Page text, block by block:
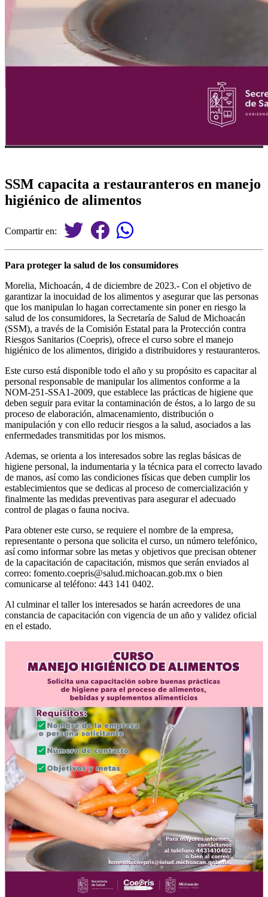
SSM capacita a restauranteros en manejo
higiénico de alimentos
Compartir en:
Para proteger la salud de los consumidores
Morelia, Michoacán, 4 de diciembre de 2023.- Con el objetivo de
garantizar la inocuidad de los alimentos y asegurar que las personas
que los manipulan lo hagan correctamente sin poner en riesgo la
salud de los consumidores, la Secretaría de Salud de Michoacán
(SSM), a través de la Comisión Estatal para la Protección contra
Riesgos Sanitarios (Coepris), ofrece el curso sobre el manejo
higiénico de los alimentos, dirigido a distribuidores y restauranteros.
Este curso está disponible todo el año y su propósito es capacitar al
personal responsable de manipular los alimentos conforme a la
NOM-251-SSA1-2009, que establece las prácticas de higiene que
deben seguir para evitar la contaminación de éstos, a lo largo de su
proceso de elaboración, almacenamiento, distribución o
manipulación y con ello reducir riesgos a la salud, asociados a las
enfermedades transmitidas por los mismos.
Ademas, se orienta a los interesados sobre las reglas básicas de
higiene personal, la indumentaria y la técnica para el correcto lavado
de manos, así como las condiciones físicas que deben cumplir los
establecimientos que se dedicas al proceso de comercialización y
finalmente las medidas preventivas para asegurar el adecuado
control de plagas o fauna nociva.
Para obtener este curso, se requiere el nombre de la empresa,
representante o persona que solicita el curso, un número telefónico,
así como informar sobre las metas y objetivos que precisan obtener
de la capacitación de capacitación, mismos que serán enviados al
correo: fomento.coepris@salud.michoacan.gob.mx o bien
comunicarse al teléfono: 443 141 0402.
Al culminar el taller los interesados se harán acreedores de una
constancia de capacitación con vigencia de un año y validez oficial
en el estado.